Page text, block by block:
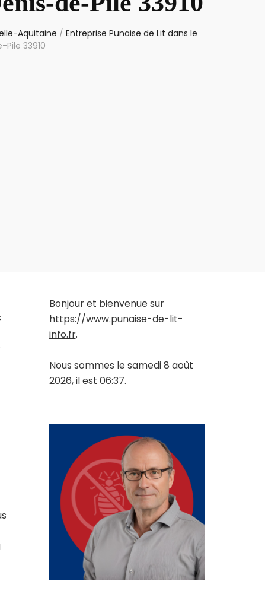
Aquitaine / Entreprise Punaise de Lit dans le
33910
Bonjour et bienvenue sur
https://www.punaise-de-lit-
info.fr.
Nous sommes le samedi 8 août
2026, il est 06:37.